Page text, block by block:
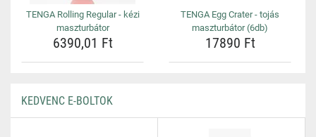
TENGA Rolling Regular - kézi
maszturbátor
6390,01 Ft
TENGA Egg Crater - tojás
maszturbátor (6db)
17890 Ft
KEDVENC E-BOLTOK